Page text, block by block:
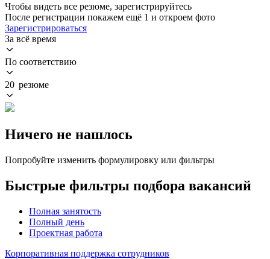
Чтобы видеть все резюме, зарегистрируйтесь
После регистрации покажем ещё 1 и откроем фото
Зарегистрироваться
За всё время
По соответствию
20 резюме
Ничего не нашлось
Попробуйте изменить формулировку или фильтры
Быстрые фильтры подбора вакансий
Полная занятость
Полный день
Проектная работа
Корпоративная поддержка сотрудников